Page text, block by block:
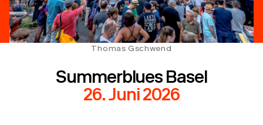
Thomas Gschwend
Summerblues Basel
26. Juni 2026